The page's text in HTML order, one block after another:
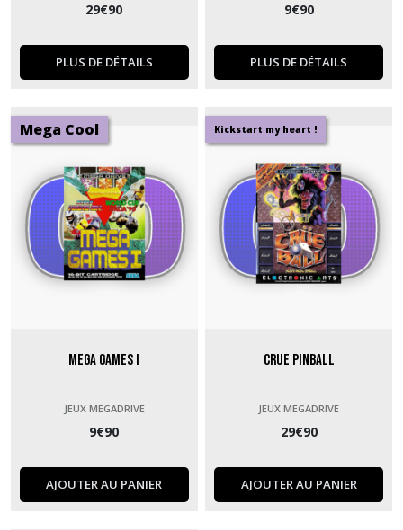
29€90
PLUS DE DÉTAILS
9€90
PLUS DE DÉTAILS
Mega Cool
Mega Games I
JEUX MEGADRIVE
9€90
AJOUTER AU PANIER
Kickstart my heart !
Crue Pinball
JEUX MEGADRIVE
29€90
AJOUTER AU PANIER